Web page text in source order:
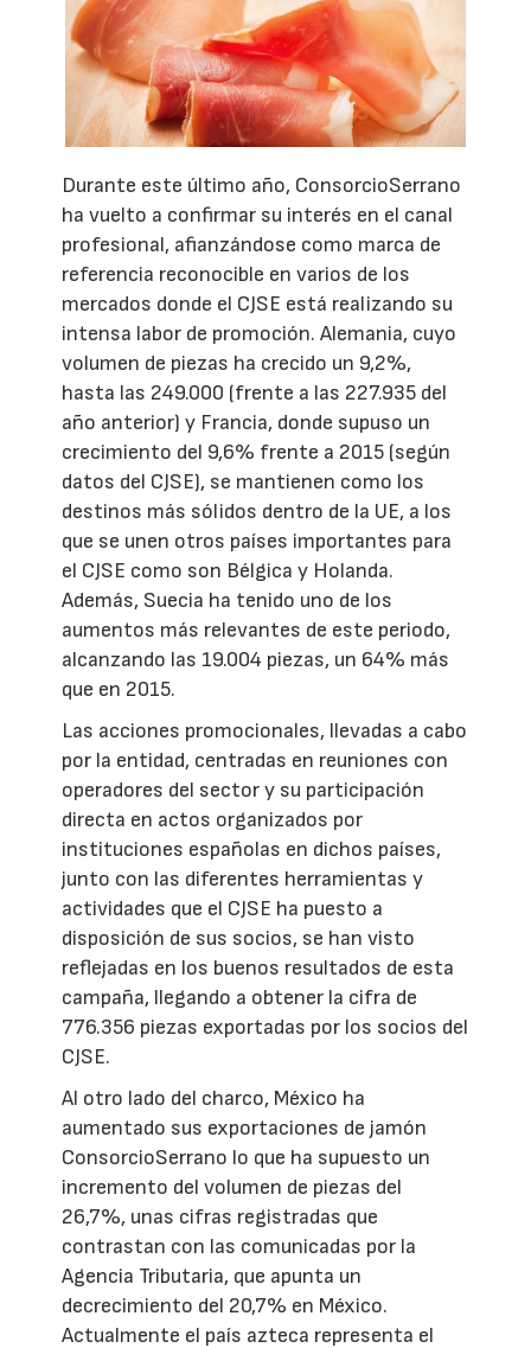
Durante este último año, ConsorcioSerrano
ha vuelto a confirmar su interés en el canal
profesional, afianzándose como marca de
referencia reconocible en varios de los
mercados donde el CJSE está realizando su
intensa labor de promoción. Alemania, cuyo
volumen de piezas ha crecido un 9,2%,
hasta las 249.000 (frente a las 227.935 del
año anterior) y Francia, donde supuso un
crecimiento del 9,6% frente a 2015 (según
datos del CJSE), se mantienen como los
destinos más sólidos dentro de la UE, a los
que se unen otros países importantes para
el CJSE como son Bélgica y Holanda.
Además, Suecia ha tenido uno de los
aumentos más relevantes de este periodo,
alcanzando las 19.004 piezas, un 64% más
que en 2015.
Las acciones promocionales, llevadas a cabo
por la entidad, centradas en reuniones con
operadores del sector y su participación
directa en actos organizados por
instituciones españolas en dichos países,
junto con las diferentes herramientas y
actividades que el CJSE ha puesto a
disposición de sus socios, se han visto
reflejadas en los buenos resultados de esta
campaña, llegando a obtener la cifra de
776.356 piezas exportadas por los socios del
CJSE.
Al otro lado del charco, México ha
aumentado sus exportaciones de jamón
ConsorcioSerrano lo que ha supuesto un
incremento del volumen de piezas del
26,7%, unas cifras registradas que
contrastan con las comunicadas por la
Agencia Tributaria, que apunta un
decrecimiento del 20,7% en México.
Actualmente el país azteca representa el